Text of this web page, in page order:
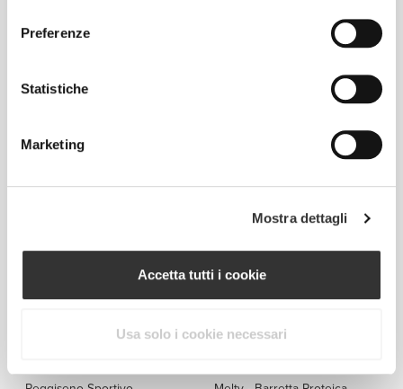
Preferenze
Statistiche
Marketing
Mostra dettagli
Accetta tutti i cookie
Usa solo i cookie necessari
Prodotti preferiti Vedi Tutto